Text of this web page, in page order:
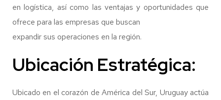
en logística, así como las ventajas y oportunidades que
ofrece para las empresas que buscan
expandir sus operaciones en la región.
Ubicación Estratégica:
Ubicado en el corazón de América del Sur, Uruguay actúa